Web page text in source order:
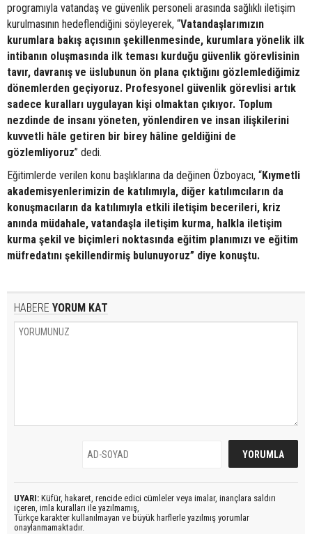
programıyla vatandaş ve güvenlik personeli arasında sağlıklı iletişim
kurulmasının hedeflendiğini söyleyerek, “Vatandaşlarımızın
kurumlara bakış açısının şekillenmesinde, kurumlara yönelik ilk
intibanın oluşmasında ilk teması kurduğu güvenlik görevlisinin
tavır, davranış ve üslubunun ön plana çıktığını gözlemlediğimiz
dönemlerden geçiyoruz. Profesyonel güvenlik görevlisi artık
sadece kuralları uygulayan kişi olmaktan çıkıyor. Toplum
nezdinde de insanı yöneten, yönlendiren ve insan ilişkilerini
kuvvetli hâle getiren bir birey hâline geldiğini de
gözlemliyoruz” dedi.
Eğitimlerde verilen konu başlıklarına da değinen Özboyacı, “Kıymetli
akademisyenlerimizin de katılımıyla, diğer katılımcıların da
konuşmacıların da katılımıyla etkili iletişim becerileri, kriz
anında müdahale, vatandaşla iletişim kurma, halkla iletişim
kurma şekil ve biçimleri noktasında eğitim planımızı ve eğitim
müfredatını şekillendirmiş bulunuyoruz” diye konuştu.
HABERE YORUM KAT
UYARI: Küfür, hakaret, rencide edici cümleler veya imalar, inançlara saldırı
içeren, imla kuralları ile yazılmamış,
Türkçe karakter kullanılmayan ve büyük harflerle yazılmış yorumlar
onaylanmamaktadır.